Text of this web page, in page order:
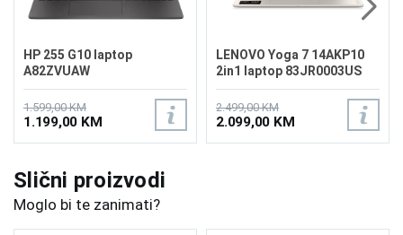
HP 255 G10 laptop
A82ZVUAW
1.599,00 KM
1.199,00 KM
LENOVO Yoga 7 14AKP10
2in1 laptop 83JR0003US
2.499,00 KM
2.099,00 KM
Slični proizvodi
Moglo bi te zanimati?